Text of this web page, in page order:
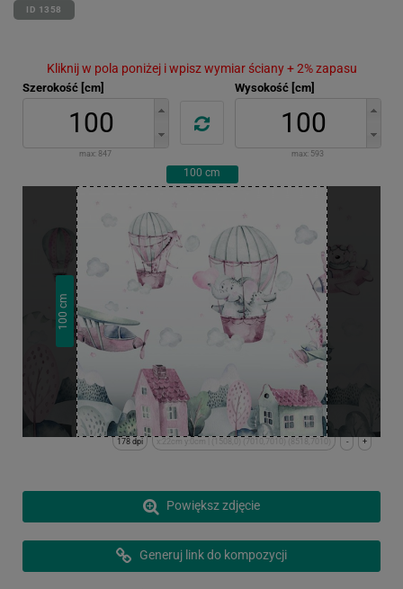
ID 1358
Kliknij w pola poniżej i wpisz wymiar ściany + 2% zapasu
Szerokość [cm]
max: 847
Wysokość [cm]
max: 593
100 cm
100
cm
+
-
x:22cm y:0cm | (1508,0) (7010,7010) (8518,7010)
178 dpi
Powiększ zdjęcie
Generuj link do kompozycji